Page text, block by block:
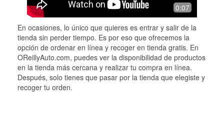
0:07
En ocasiones, lo único que quieres es entrar y salir de la
tienda sin perder tiempo. Es por eso que ofrecemos la
opción de ordenar en línea y recoger en tienda gratis. En
OReillyAuto.com, puedes ver la disponibilidad de productos
en la tienda más cercana y realizar tu compra en línea.
Después, solo tienes que pasar por la tienda que elegiste y
recoger tu orden.